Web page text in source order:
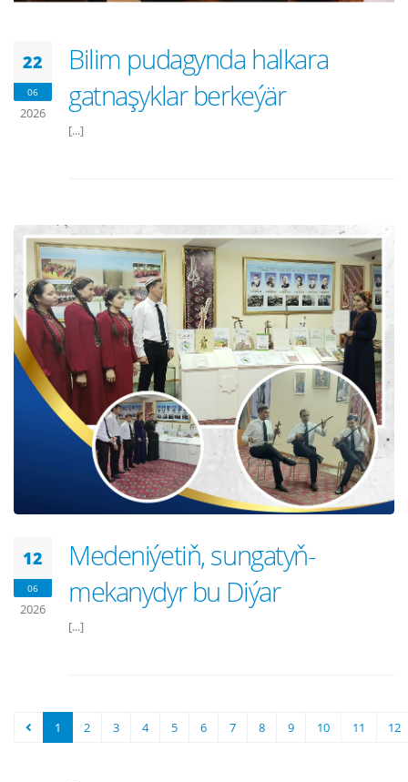
22
06
2026
Bilim pudagynda halkara
gatnaşyklar berkeýär
[...]
12
06
2026
Medeniýetiň, sungatyň-
mekanydyr bu Diýar
[...]
1 2 3 4 5 6 7 8 9 10 11 12